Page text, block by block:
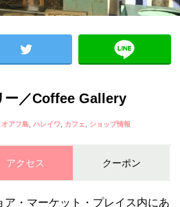
ー／Coffee Gallery
オアフ島 ハレイワ カフェ ショップ情報
アクセス クーポン
ア・マーケット・プレイス内にあ